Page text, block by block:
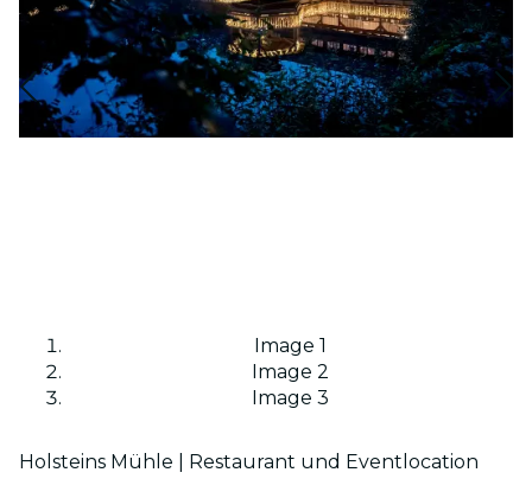
Image 1
Image 2
Image 3
Holsteins Mühle | Restaurant und Eventlocation